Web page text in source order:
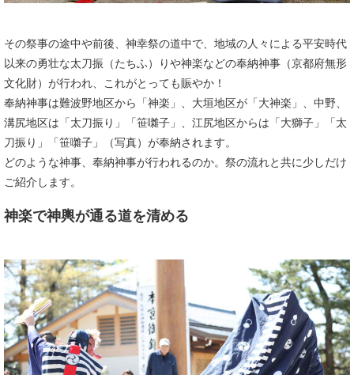
その祭事の途中や前後、神幸祭の道中で、地域の人々による平安時代
以来の勇壮な太刀振（たちふ）りや神楽などの奉納神事（京都府無形
文化財）が行われ、これがとっても賑やか！
奉納神事は難波野地区から「神楽」、大垣地区が「大神楽」、中野、
溝尻地区は「太刀振り」「笹囃子」、江尻地区からは「大獅子」「太
刀振り」「笹囃子」（写真）が奉納されます。
どのような神事、奉納神事が行われるのか。祭の流れと共に少しだけ
ご紹介します。
神楽で神輿が通る道を清める